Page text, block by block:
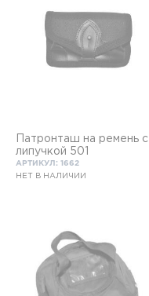
Патронташ на ремень с
липучкой 501
АРТИКУЛ: 1662
НЕТ В НАЛИЧИИ